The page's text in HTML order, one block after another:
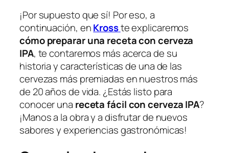
¡Por supuesto que sí! Por eso, a
continuación, enKrosste explicaremos
cómo preparar una receta con cerveza
IPA, te contaremos más acerca de su
historia y características de una de las
cervezas más premiadas en nuestros más
de 20 años de vida. ¿Estás listo para
conocer una receta fácil con cerveza IPA?
¡Manos a la obra y a disfrutar de nuevos
sabores y experiencias gastronómicas!